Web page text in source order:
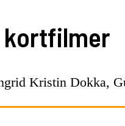
kortfilmer
Kristin Dokka,